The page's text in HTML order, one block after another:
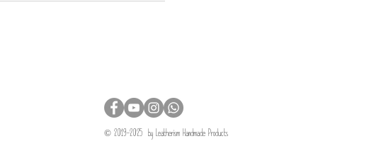
© 2019-2025 by Leatherism Handmade Products